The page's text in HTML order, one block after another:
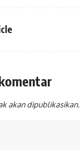
akan dipublikasikan.